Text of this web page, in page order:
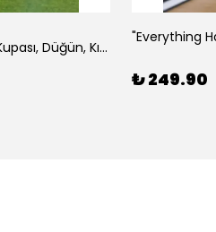
"Bride Squad" Nedime Kupası, Düğün, Kına Hediyesi
₺ 249.90